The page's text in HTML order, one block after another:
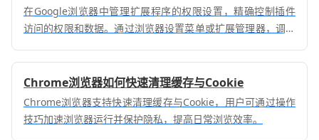
在Google浏览器中管理扩展程序的权限设置，精确控制插件
访问的权限和数据。通过浏览器设置菜单或扩展管理器，调整
私安全。
Chrome浏览器如何快速清理缓存与Cookie
Chrome浏览器支持快速清理缓存与Cookie，用户可通过操作
技巧加速浏览器运行并保护隐私，提高日常浏览效率。